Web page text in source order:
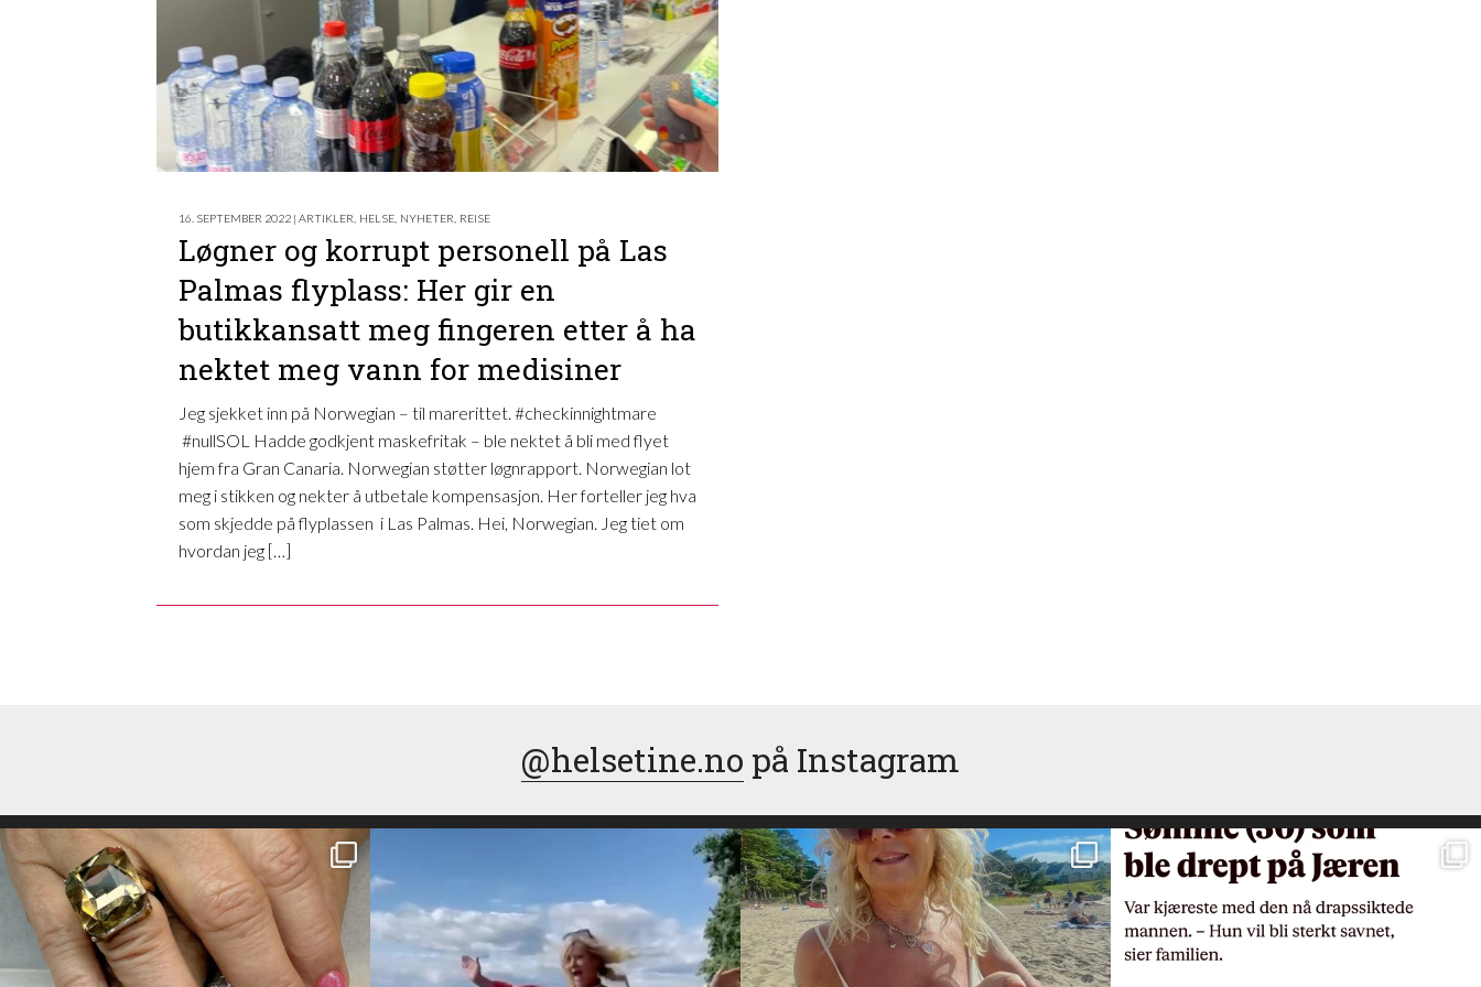
16. SEPTEMBER 2022 | ARTIKLER HELSE NYHETER REISE
Løgner og korrupt personell på Las
Palmas flyplass: Her gir en
butikkansatt meg fingeren etter å ha
nektet meg vann for medisiner
Jeg sjekket inn på Norwegian – til marerittet. #checkinnightmare
#nullSOL Hadde godkjent maskefritak – ble nektet å bli med flyet
hjem fra Gran Canaria. Norwegian støtter løgnrapport. Norwegian lot
meg i stikken og nekter å utbetale kompensasjon. Her forteller jeg hva
som skjedde på flyplassen i Las Palmas. Hei, Norwegian. Jeg tiet om
hvordan jeg […]
@helsetine.no på Instagram